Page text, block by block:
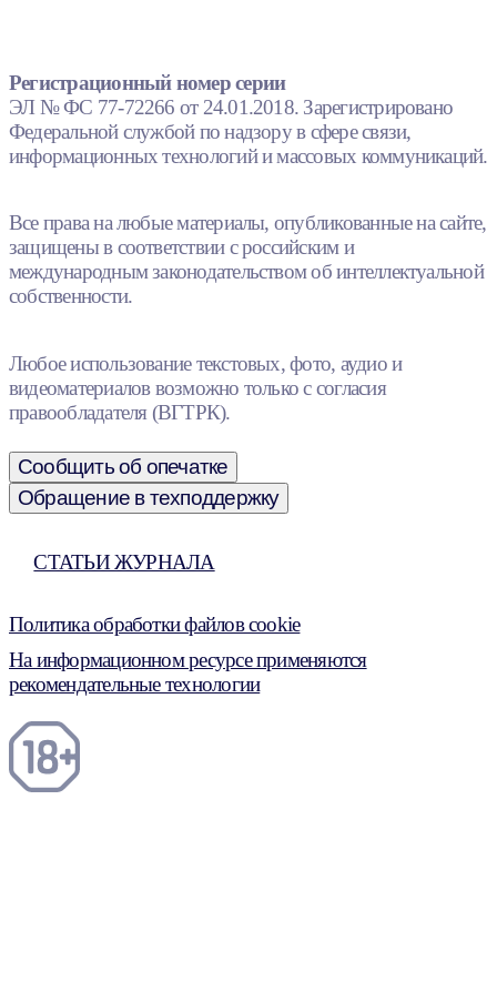
Регистрационный номер серии
ЭЛ № ФС 77-72266 от 24.01.2018. Зарегистрировано
Федеральной службой по надзору в сфере связи,
информационных технологий и массовых коммуникаций.
Все права на любые материалы, опубликованные на сайте,
защищены в соответствии с российским и
международным законодательством об интеллектуальной
собственности.
Любое использование текстовых, фото, аудио и
видеоматериалов возможно только с согласия
правообладателя (ВГТРК).
Сообщить об опечатке
Обращение в техподдержку
СТАТЬИ ЖУРНАЛА
Политика обработки файлов cookie
На информационном ресурсе применяются
рекомендательные технологии